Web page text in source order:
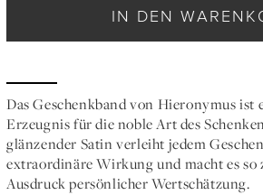
IN DEN
Das Geschenkband von Hieronymus ist
Erzeugnis für die noble Art des
glänzender Satin verleiht jedem
extraordinäre Wirkung und macht es so
Ausdruck persönlicher Wertschätzung.